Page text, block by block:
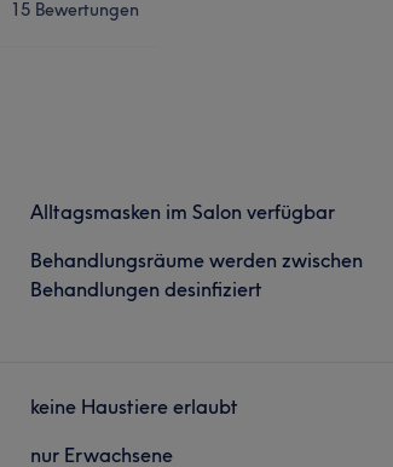
15 Bewertungen
Alltagsmasken im Salon verfügbar
Behandlungsräume werden zwischen
Behandlungen desinfiziert
keine Haustiere erlaubt
nur Erwachsene